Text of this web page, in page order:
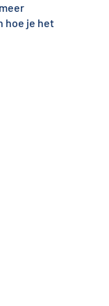
hoe je het